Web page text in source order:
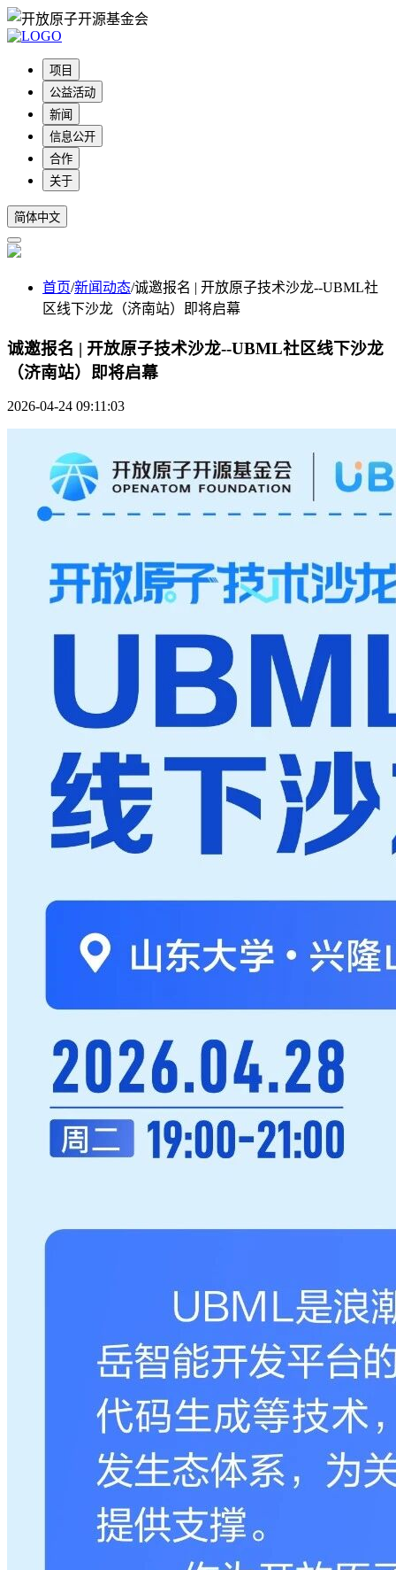
项目
公益活动
新闻
信息公开
合作
关于
简体中文
首页/新闻动态/诚邀报名 | 开放原子技术沙龙--UBML社
区线下沙龙（济南站）即将启幕
诚邀报名 | 开放原子技术沙龙--UBML社区线下沙龙
（济南站）即将启幕
2026-04-24 09:11:03